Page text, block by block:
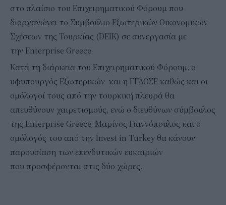
στο πλαίσιο του Επιχειρηματικού Φόρουμ που
διοργανώνει το Συμβούλιο Εξωτερικών Οικονομικών
Σχέσεων της Τουρκίας (DEIK) σε συνεργασία με
την Enterprise Greece.
Κατά τη διάρκεια του Επιχειρηματικού Φόρουμ, ο
υφυπουργός Εξωτερικών και η ΓΓΔΟΣΕ καθώς και οι
ομόλογοί τους από την τουρκική πλευρά θα
απευθύνουν χαιρετισμούς, ενώ ο διευθύνων σύμβουλος
της Enterprise Greece, Μαρίνος Γιαννόπουλος και ο
ομόλογός του από την Invest in Turkey θα κάνουν
παρουσίαση των επενδυτικών ευκαιριών
που προσφέρονται στις δύο χώρες.